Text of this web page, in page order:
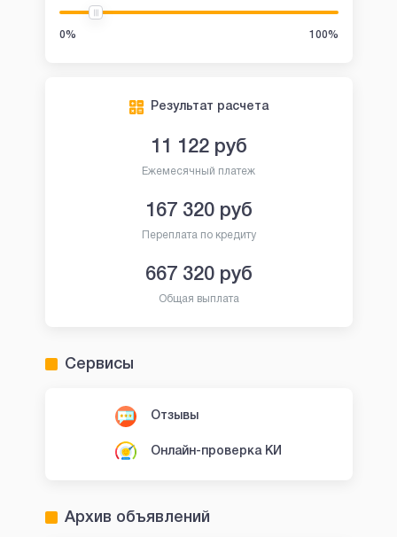
0% 100%
Результат расчета
11 122руб
Ежемесячный платеж
167 320руб
Переплата по кредиту
667 320руб
Общая выплата
Сервисы
Отзывы
Онлайн-проверка КИ
Архив объявлений